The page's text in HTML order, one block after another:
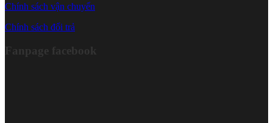
Chính sách vận chuyển
Chính sách đổi trả
Fanpage facebook